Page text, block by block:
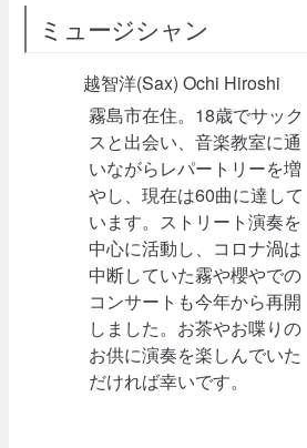
ミュージシャン
越智洋(Sax) Ochi Hiroshi
霧島市在住。18歳でサック
スと出会い、音楽教室に通
いながらレパートリーを増
やし、現在は60曲に達して
います。ストリート演奏を
中心に活動し、コロナ渦は
中断していた霧や櫻やでの
コンサートも今年から再開
しました。お茶やお喋りの
お供に演奏を楽しんでいた
だければ幸いです。